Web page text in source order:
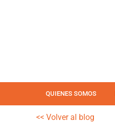
QUIENES SOMOS
<< Volver al blog